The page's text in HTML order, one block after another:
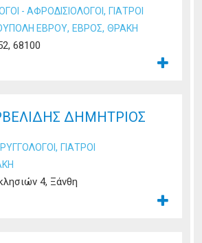
- ΑΦΡΟΔΙΣΙΟΛΟΓΟΙ , ΓΙΑΤΡΟΙ
ΕΒΡΟΥ, ΕΒΡΟΣ, ΘΡΑΚΗ
68100
ΔΗΜΗΤΡΙΟΣ
, ΓΙΑΤΡΟΙ
4, Ξάνθη